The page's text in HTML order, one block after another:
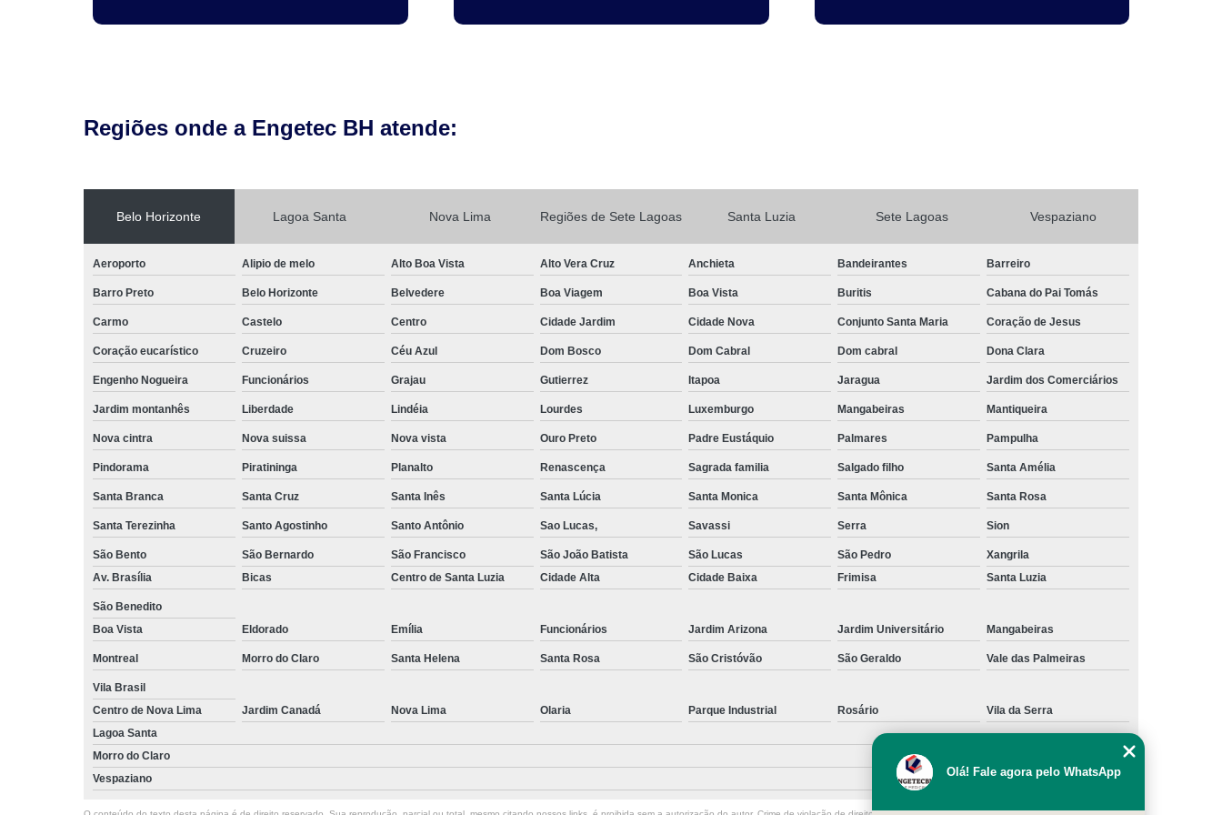
Regiões onde a Engetec BH atende:
Belo Horizonte Lagoa Santa Nova Lima Regiões de Sete Lagoas Santa Luzia Sete Lagoas Vespaziano
Aeroporto Alipio de melo Alto Boa Vista Alto Vera Cruz Anchieta Bandeirantes Barreiro
Barro Preto Belo Horizonte Belvedere Boa Viagem Boa Vista Buritis Cabana do Pai Tomás
Carmo Castelo Centro Cidade Jardim Cidade Nova Conjunto Santa Maria Coração de Jesus
Coração eucarístico Cruzeiro Céu Azul Dom Bosco Dom Cabral Dom cabral Dona Clara
Engenho Nogueira Funcionários Grajau Gutierrez Itapoa Jaragua Jardim dos Comerciários
Jardim montanhês Liberdade Lindéia Lourdes Luxemburgo Mangabeiras Mantiqueira
Nova cintra Nova suissa Nova vista Ouro Preto Padre Eustáquio Palmares Pampulha
Pindorama Piratininga Planalto Renascença Sagrada familia Salgado filho Santa Amélia
Santa Branca Santa Cruz Santa Inês Santa Lúcia Santa Monica Santa Mônica Santa Rosa
Santa Terezinha Santo Agostinho Santo Antônio Sao Lucas, Savassi Serra Sion
São Bento São Bernardo São Francisco São João Batista São Lucas São Pedro
Xangrila
Av. Brasília
Bicas Centro de Santa Luzia Cidade Alta Cidade Baixa Frimisa Santa Luzia
São Benedito
Boa Vista
Eldorado Emília Funcionários Jardim Arizona Jardim Universitário Mangabeiras
Montreal Morro do Claro Santa Helena Santa Rosa São Cristóvão São Geraldo Vale das Palmeiras
Vila Brasil
Centro de Nova Lima
Jardim Canadá Nova Lima Olaria Parque Industrial Rosário
Vila da Serra
Lagoa Santa
Morro do Claro
Vespaziano
Olá! Fale agora pelo WhatsApp